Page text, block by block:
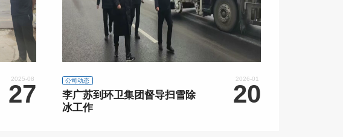
2025-08
27 公司动态
李广苏到环卫集团督导扫雪除
冰工作
2026-01
20